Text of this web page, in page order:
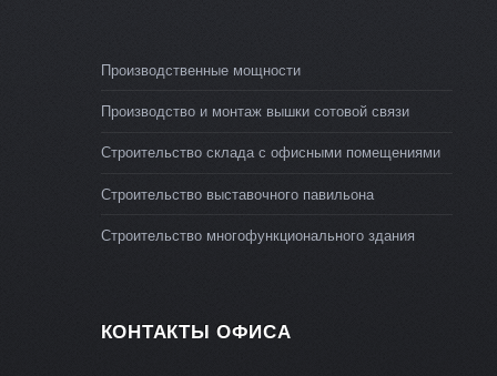
Производственные мощности
Производство и монтаж вышки сотовой связи
Строительство склада с офисными помещениями
Строительство выставочного павильона
Строительство многофункционального здания
КОНТАКТЫ ОФИСА